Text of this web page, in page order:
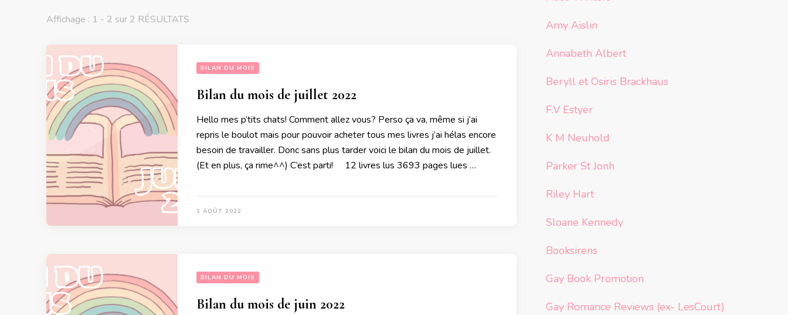
Affichage : 1 - 2 sur 2 RÉSULTATS
BILAN DU MOIS
Bilan du mois de juillet 2022
Hello mes p’tits chats! Comment allez vous? Perso ça va, même si j’ai
repris le boulot mais pour pouvoir acheter tous mes livres j’ai hélas encore
besoin de travailler. Donc sans plus tarder voici le bilan du mois de juillet.
(Et en plus, ça rime^^) C’est parti! 12 livres lus 3693 pages lues …
1 AOÛT 2022
BILAN DU MOIS
Bilan du mois de juin 2022
Amy Aislin
Annabeth Albert
Beryll et Osiris Brackhaus
F.V Estyer
K M Neuhold
Parker St Jonh
Riley Hart
Sloane Kennedy
Booksirens
Gay Book Promotion
Gay Romance Reviews (ex- LesCourt)